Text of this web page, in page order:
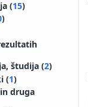
(15)
)
študija (2)
(1)
druga